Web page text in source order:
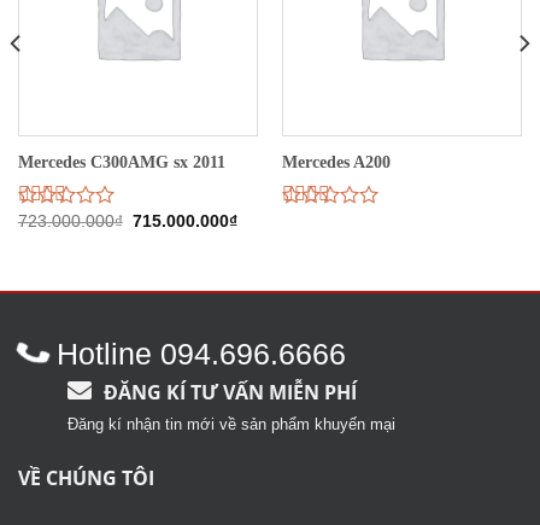
Mercedes C300AMG sx 2011
Được
5 sao
723.000.000₫ Giá
715.000.000₫Giá
Mercedes A200
5 sao
Hotline 094.696.6666
ĐĂNG KÍ TƯ VẤN MIỄN PHÍ
Đăng kí nhận tin mới về sản phẩm khuyến mại
VỀ CHÚNG TÔI